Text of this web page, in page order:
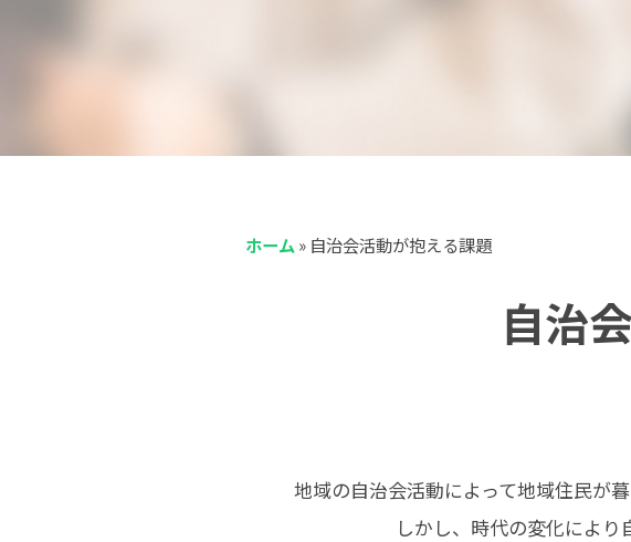
ホーム » 自治会活動が抱える課題
自治
地域の自治会活動によって地域住民が
しかし、時代の変化により